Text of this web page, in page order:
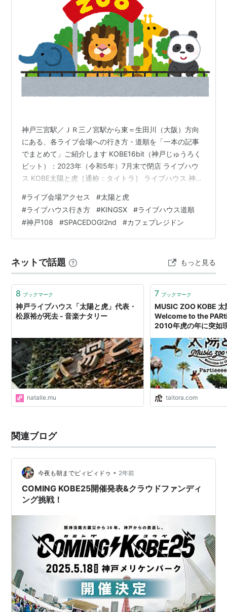
神戸三宮駅／ＪＲ三ノ宮駅から東＝生田川（大阪）方向
にある、各ライブ会場への行き方・道順を「一本の記事
でまとめて」ご紹介します KOBE16bit（神戸じゅうろく
ビット）：2023年（令和5年）7月末で閉店 ライブハウ
ス KOBE太陽と虎［通称：タイトラ］ ライブハウス 神戸
ペース SPACE DOG! 2nd（スペースドッグ！レコード／
スペースドッグ！ショップの跡地） ライブハウス
KINGSX（キングス クロス）：Star☆Club（神戸スター
クラブ）跡地で2021年8月7日(土)オープン ＊執筆途上
#ライブ会場アクセス #太陽と虎
#ライブハウス行き方 #KINGSX #ライブハウス道順
#神戸108 #SPACEDOG!2nd #カフェプレジドン
ネットで話題 もっと見る
8 ブックマーク
神戸ライブハウス「太陽と虎」代表・
松原裕が死去 - 音楽ナタリー
natalie.mu
7 ブックマーク
MUSIC ZOO KOBE
Welcome to the
2010年虎の年に突如
可思議な名前のライ
陽と虎オフィシャル
taitora.com
関連ブログ
今夜も朝までピィピィドゥ • 2年前
COMING KOBE25開催発表&クラウドファンディ
ング挑戦！